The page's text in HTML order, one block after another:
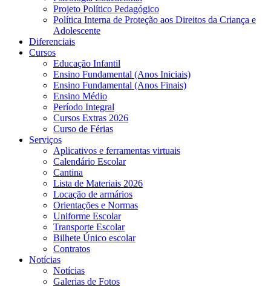
Projeto Político Pedagógico
Política Interna de Proteção aos Direitos da Criança e
Adolescente
Diferenciais
Cursos
Educação Infantil
Ensino Fundamental (Anos Iniciais)
Ensino Fundamental (Anos Finais)
Ensino Médio
Período Integral
Cursos Extras 2026
Curso de Férias
Serviços
Aplicativos e ferramentas virtuais
Calendário Escolar
Cantina
Lista de Materiais 2026
Locação de armários
Orientações e Normas
Uniforme Escolar
Transporte Escolar
Bilhete Único escolar
Contratos
Notícias
Notícias
Galerias de Fotos